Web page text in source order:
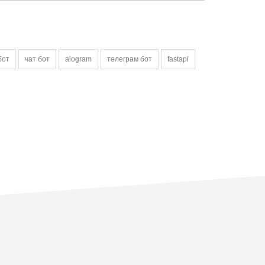
чат бот aiogram телеграм бот fastapi